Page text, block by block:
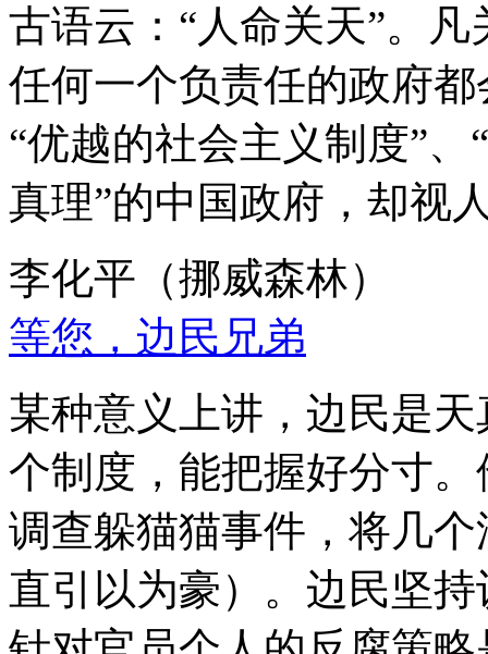
古语云：“人命关天”。
任何一个负责任的政府
“优越的社会主义制度”
真理”的中国政府，却视
李化平（挪威森林）
等您，边民兄弟
某种意义上讲，边民是
个制度，能把握好分寸
调查躲猫猫事件，将几
直引以为豪）。边民坚